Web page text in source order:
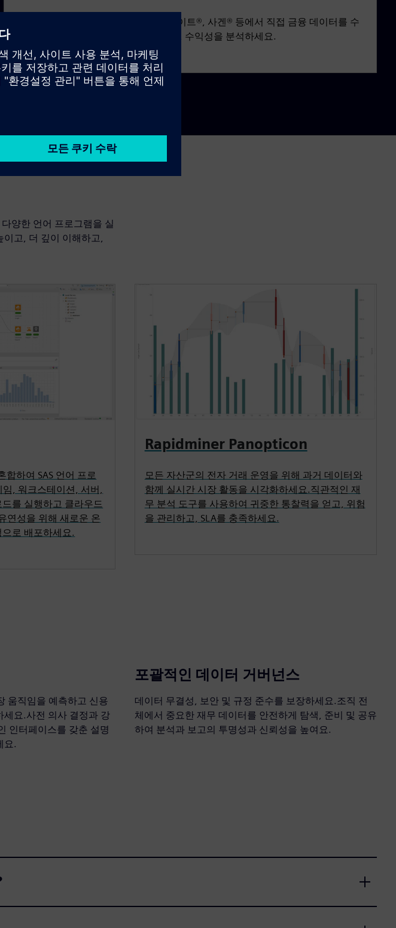
패니매®, 프레디맥®, 지니 매®, 블랙 나이트®, 사겐® 등에서 직접 금융 데이터를 수
집하는 솔루션으로 대출, 중도상환 위험, 수익성을 분석하세요.
양한 언어 프로그램을 실
고, 더 깊이 이해하고,
합하여 SAS 언어 프로
, 워크스테이션, 서버,
를 실행하고 클라우드
연성을 위해 새로운 온
로 배포하세요.
Rapidminer Panopticon
모든 자산군의 전자 거래 운영을 위해 과거 데이터와
함께 실시간 시장 활동을 시각화하세요.직관적인 재
무 분석 도구를 사용하여 귀중한 통찰력을 얻고, 위험
을 관리하고, SLA를 충족하세요.
움직임을 예측하고 신용
세요.사전 의사 결정과 강
인터페이스를 갖춘 설명
요.
포괄적인 데이터 거버넌스
데이터 무결성, 보안 및 규정 준수를 보장하세요.조직 전
체에서 중요한 재무 데이터를 안전하게 탐색, 준비 및 공유
하여 분석과 보고의 투명성과 신뢰성을 높여요.